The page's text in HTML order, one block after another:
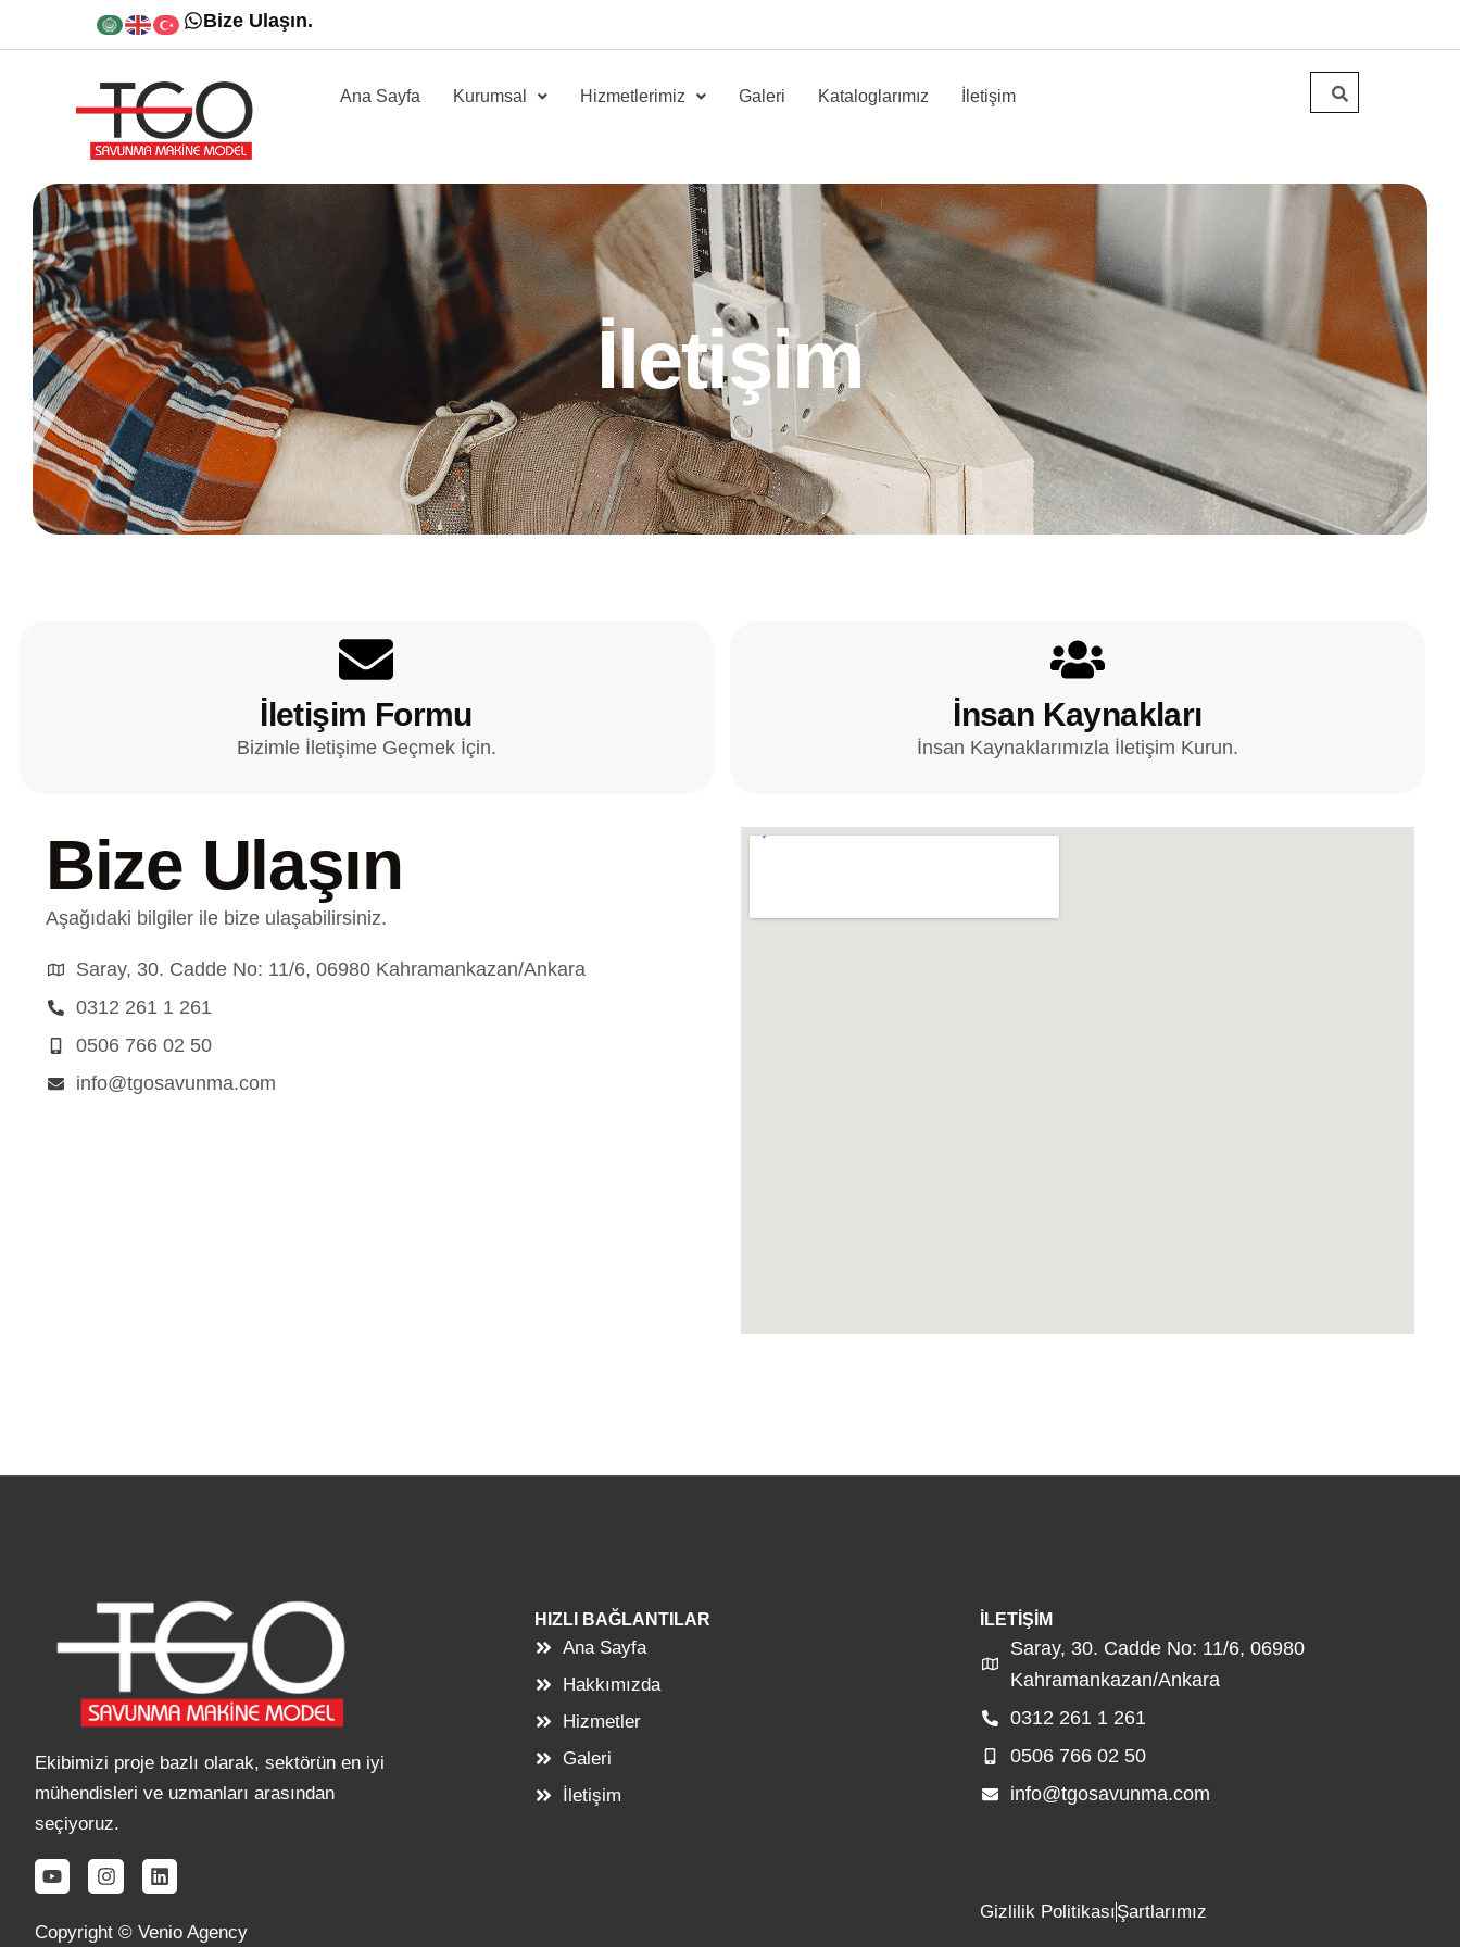
Bize Ulaşın.
Ana Sayfa Kurumsal Hizmetlerimiz Galeri Kataloglarımız İletişim
İletişim
İletişim Formu
Bizimle İletişime Geçmek İçin.
İnsan Kaynakları
İnsan Kaynaklarımızla İletişim Kurun.
Bize Ulaşın
Aşağıdaki bilgiler ile bize ulaşabilirsiniz.
Saray, 30. Cadde No: 11/6, 06980 Kahramankazan/Ankara
0312 261 1 261
0506 766 02 50
info@tgosavunma.com
Ekibimizi proje bazlı olarak, sektörün en iyi
mühendisleri ve uzmanları arasından
seçiyoruz.
Copyright © Venio Agency
HIZLI BAĞLANTILAR
Ana Sayfa
Hakkımızda
Hizmetler
Galeri
İletişim
İLETIŞIM
Saray, 30. Cadde No: 11/6, 06980
Kahramankazan/Ankara
0312 261 1 261
0506 766 02 50
info@tgosavunma.com
Gizlilik Politikası Şartlarımız